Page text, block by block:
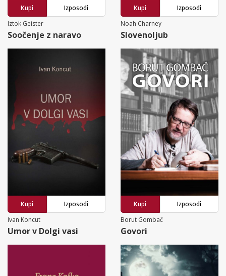
Kupi
Izposodi
Iztok Geister
Soočenje z naravo
Kupi
Izposodi
Noah Charney
Slovenoljub
Kupi
Izposodi
Ivan Koncut
Umor v Dolgi vasi
Kupi
Izposodi
Borut Gombač
Govori